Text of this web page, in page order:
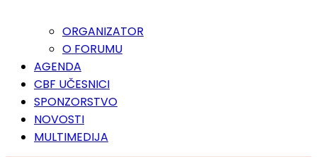
ORGANIZATOR
O FORUMU
AGENDA
CBF UČESNICI
SPONZORSTVO
NOVOSTI
MULTIMEDIJA